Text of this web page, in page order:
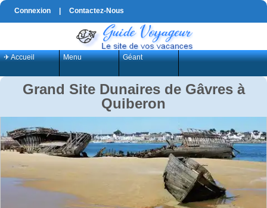
Connexion Contactez-Nous
✈ Accueil Menu Géant
Grand Site Dunaires de Gâvres à
Quiberon